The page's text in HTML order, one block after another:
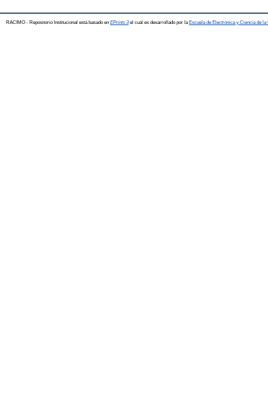
RACIMO - Repositorio Institucional está basado en EPrints 3el cual es desarrollado por la Escuela de Electrónica y Ciencia de la